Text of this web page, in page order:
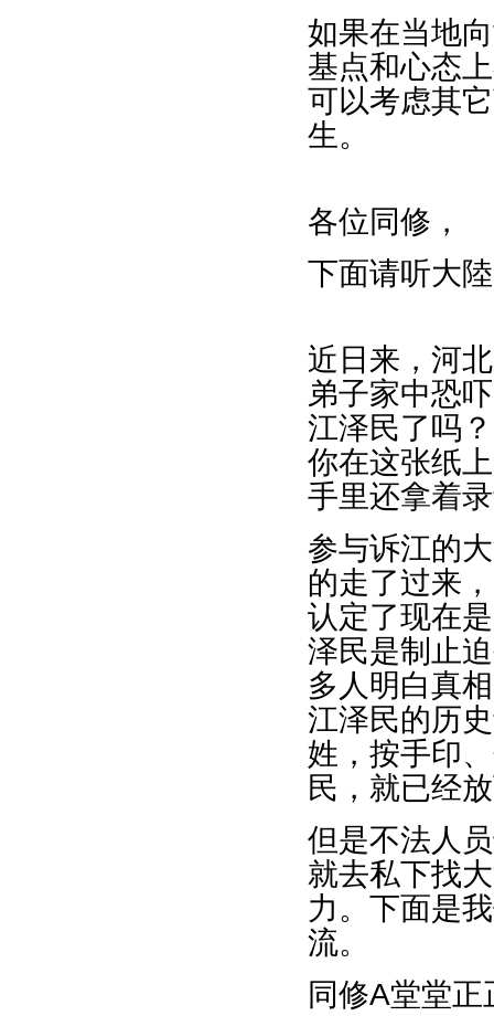
如果在当地
基点和心态
可以考虑其
生。
各位同修，
下面请听大
近日来，河
弟子家中恐
江泽民了吗
你在这张纸
手里还拿着
参与诉江的
的走了过来
认定了现在
泽民是制止
多人明白真
江泽民的历
姓，按手印
民，就已经
但是不法人
就去私下找
力。下面是
流。
同修A堂堂